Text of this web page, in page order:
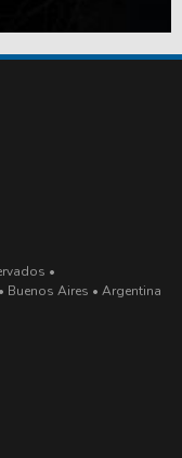
•
Buenos Aires • Argentina